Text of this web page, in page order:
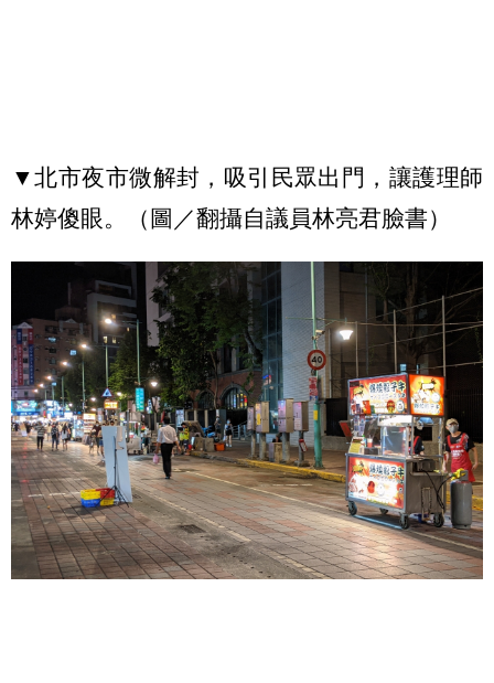
▼北市夜市微解封，吸引民眾出門，讓護理師
林婷傻眼。（圖／翻攝自議員林亮君臉書）